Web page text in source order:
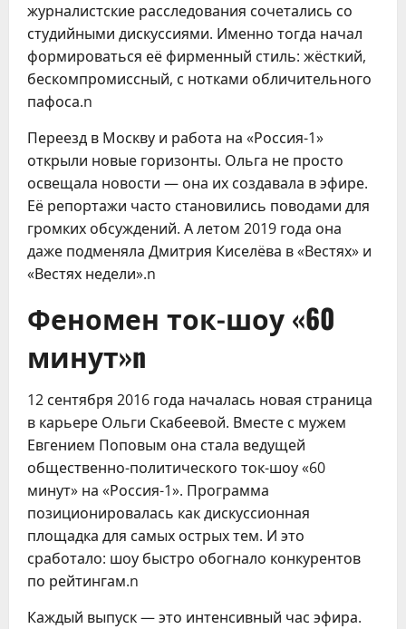
журналистские расследования сочетались со
студийными дискуссиями. Именно тогда начал
формироваться её фирменный стиль: жёсткий,
бескомпромиссный, с нотками обличительного
пафоса.n
Переезд в Москву и работа на «Россия-1»
открыли новые горизонты. Ольга не просто
освещала новости — она их создавала в эфире.
Её репортажи часто становились поводами для
громких обсуждений. А летом 2019 года она
даже подменяла Дмитрия Киселёва в «Вестях» и
«Вестях недели».n
Феномен ток-шоу «60
минут»n
12 сентября 2016 года началась новая страница
в карьере Ольги Скабеевой. Вместе с мужем
Евгением Поповым она стала ведущей
общественно-политического ток-шоу «60
минут» на «Россия-1». Программа
позиционировалась как дискуссионная
площадка для самых острых тем. И это
сработало: шоу быстро обогнало конкурентов
по рейтингам.n
Каждый выпуск — это интенсивный час эфира.